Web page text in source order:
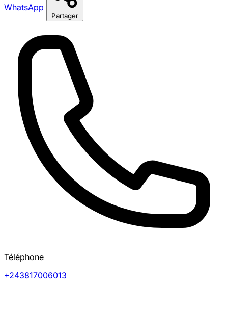
WhatsApp
Partager
Téléphone
+243817006013